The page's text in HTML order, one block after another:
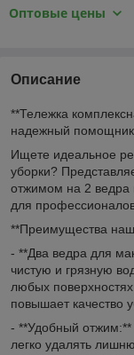
Оптовые цены
Описание
**Тележка
надежный помощник
Ищете идеальное
уборки?
отжимом на 2
для
**Преимущества
- **Два ведра для
чистую и грязную
любых
повышает качество
- **Удобный
легко удалять